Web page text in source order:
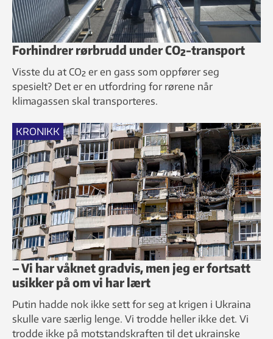
Forhindrer rørbrudd under CO₂-transport
Visste du at CO₂ er en gass som oppfører seg
spesielt? Det er en utfordring for rørene når
klimagassen skal transporteres.
KRONIKK
– Vi har våknet gradvis, men jeg er fortsatt
usikker på om vi har lært
Putin hadde nok ikke sett for seg at krigen i Ukraina
skulle vare særlig lenge. Vi trodde heller ikke det. Vi
trodde ikke på motstandskraften til det ukrainske